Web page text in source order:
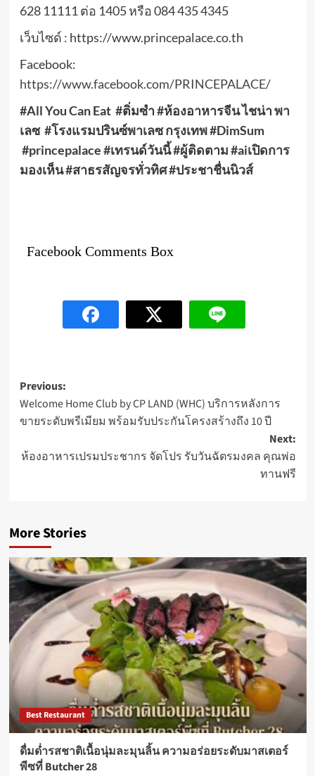
628 11111 ต่อ 1405 หรือ 084 435 4345
เว็บไซด์ : https://www.princepalace.co.th
Facebook:
https://www.facebook.com/PRINCEPALACE/
#All You Can Eat #ติ่มซำ#ห้องอาหารจีน ไชน่า พา
เลซ #โรงแรมปรินซ์พาเลซ กรุงเทพ#DimSum
#princepalace #เทรนด์วันนี้ #ผู้ติดตาม #aiเปิดการ
มองเห็น #สาธรสัญจรทั่วทิศ #ประชาชื่นนิวส์
Facebook Comments Box
Post
navigation
Previous:
Welcome Home Club by CP LAND (WHC) บริการหลังการ
ขายระดับพรีเมียม พร้อมรับประกันโครงสร้างถึง 10 ปี
Next:
ห้องอาหารเปรมประชากร จัดโปร รับวันฉัตรมงคล คุณพ่อ
ทานฟรี
More Stories
Best Restaurant
ดื่มด่ำรสชาติเนื้อนุ่มละมุนลิ้น ความอร่อยระดับมาสเตอร์
พีซที่ Butcher 28